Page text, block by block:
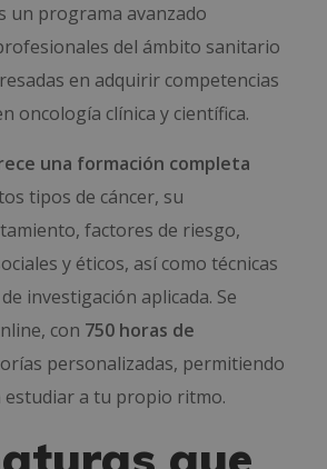
un programa avanzado
del ámbito sanitario
en adquirir competencias
oncología clínica y científica.
una formación completa
tipos de cáncer, su
factores de riesgo,
y éticos, así como técnicas
investigación aplicada. Se
con 750 horas de
personalizadas, permitiendo
estudiar a tu propio ritmo.